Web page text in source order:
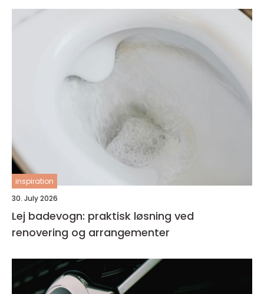
inspiration
30. July 2026
Lej badevogn: praktisk løsning ved
renovering og arrangementer